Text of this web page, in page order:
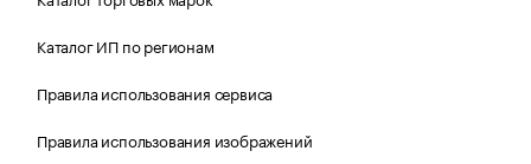
Каталог ИП по регионам
Правила использования сервиса
Правила использования изображений